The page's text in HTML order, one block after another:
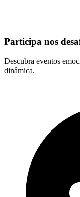
Participa nos
Descubra eventos
dinâmica.